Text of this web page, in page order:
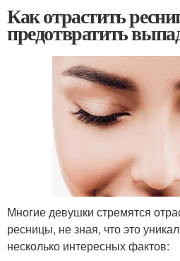
Как отрастить
предотвратить
Многие девушки стремятся
ресницы, не зная, что это
несколько интересных фактов: